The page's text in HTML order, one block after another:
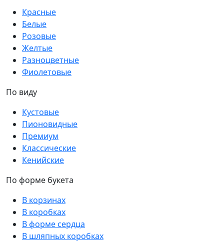
Красные
Белые
Розовые
Желтые
Разноцветные
Фиолетовые
По виду
Кустовые
Пионовидные
Премиум
Классические
Кенийские
По форме букета
В корзинах
В коробках
В форме сердца
В шляпных коробках